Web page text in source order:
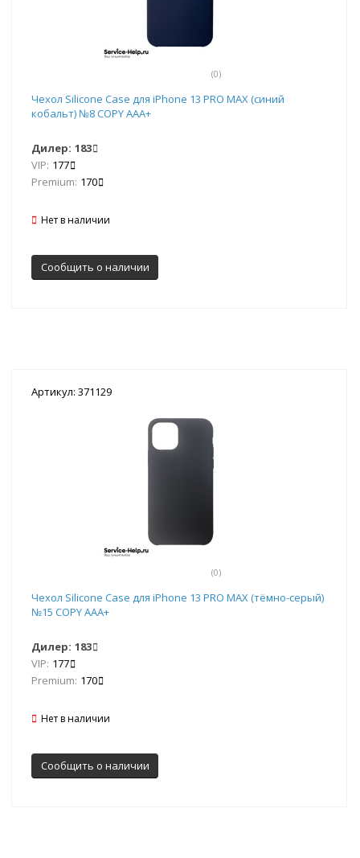
(0)
Чехол Silicone Case для iPhone 13 PRO MAX (синий
кобальт) №8 COPY AAA+
Дилер: 183
VIP: 177
Premium: 170
Нет в наличии
Сообщить о наличии
Артикул: 371129
(0)
Чехол Silicone Case для iPhone 13 PRO MAX (тёмно-серый)
№15 COPY AAA+
Дилер: 183
VIP: 177
Premium: 170
Нет в наличии
Сообщить о наличии